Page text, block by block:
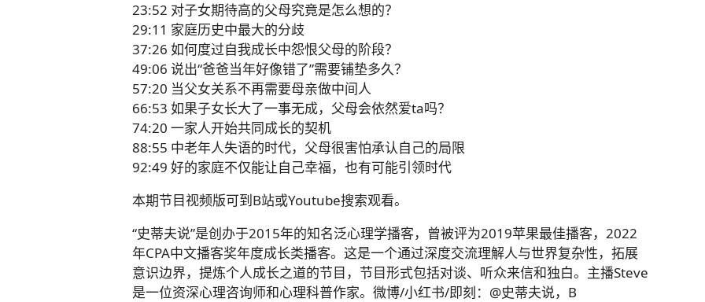
23:52 对子女期待高的父母究竟是怎么想的？
29:11 家庭历史中最大的分歧
37:26 如何度过自我成长中怨恨父母的阶段？
49:06 说出“爸爸当年好像错了”需要铺垫多久？
57:20 当父女关系不再需要母亲做中间人
66:53 如果子女长大了一事无成，父母会依然爱ta吗？
74:20 一家人开始共同成长的契机
88:55 中老年人失语的时代，父母很害怕承认自己的局限
92:49 好的家庭不仅能让自己幸福，也有可能引领时代
本期节目视频版可到B站或Youtube搜索观看。
“史蒂夫说”是创办于2015年的知名泛心理学播客，曾被评为2019苹果最佳播客，2022
年CPA中文播客奖年度成长类播客。这是一个通过深度交流理解人与世界复杂性，拓展
意识边界，提炼个人成长之道的节目，节目形式包括对谈、听众来信和独白。主播Steve
是一位资深心理咨询师和心理科普作家。微博/小红书/即刻：@史蒂夫说，B